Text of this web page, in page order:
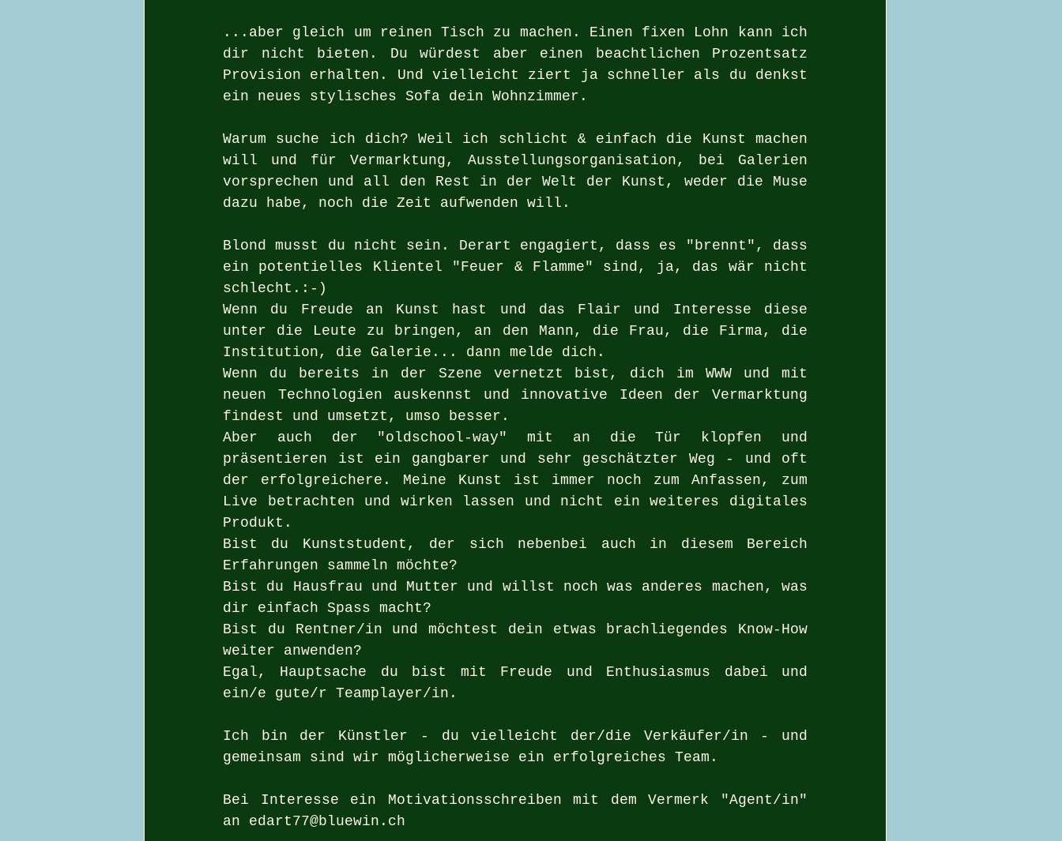
...aber gleich um reinen Tisch zu machen. Einen fixen Lohn kann ich
dir nicht bieten. Du würdest aber einen beachtlichen Prozentsatz
Provision erhalten. Und vielleicht ziert ja schneller als du denkst
ein neues stylisches Sofa dein Wohnzimmer.
Warum suche ich dich? Weil ich schlicht & einfach die Kunst machen
will und für Vermarktung, Ausstellungsorganisation, bei Galerien
vorsprechen und all den Rest in der Welt der Kunst, weder die Muse
dazu habe, noch die Zeit aufwenden will.
Blond musst du nicht sein. Derart engagiert, dass es "brennt", dass
ein potentielles Klientel "Feuer & Flamme" sind, ja, das wär nicht
schlecht.:-)
Wenn du Freude an Kunst hast und das Flair und Interesse diese
unter die Leute zu bringen, an den Mann, die Frau, die Firma, die
Institution, die Galerie... dann melde dich.
Wenn du bereits in der Szene vernetzt bist, dich im WWW und mit
neuen Technologien auskennst und innovative Ideen der Vermarktung
findest und umsetzt, umso besser.
Aber auch der "oldschool-way" mit an die Tür klopfen und
präsentieren ist ein gangbarer und sehr geschätzter Weg - und oft
der erfolgreichere. Meine Kunst ist immer noch zum Anfassen, zum
Live betrachten und wirken lassen und nicht ein weiteres digitales
Produkt.
Bist du Kunststudent, der sich nebenbei auch in diesem Bereich
Erfahrungen sammeln möchte?
Bist du Hausfrau und Mutter und willst noch was anderes machen, was
dir einfach Spass macht?
Bist du Rentner/in und möchtest dein etwas brachliegendes Know-How
weiter anwenden?
Egal, Hauptsache du bist mit Freude und Enthusiasmus dabei und
ein/e gute/r Teamplayer/in.
Ich bin der Künstler - du vielleicht der/die Verkäufer/in - und
gemeinsam sind wir möglicherweise ein erfolgreiches Team.
Bei Interesse ein Motivationsschreiben mit dem Vermerk "Agent/in"
an edart77@bluewin.ch